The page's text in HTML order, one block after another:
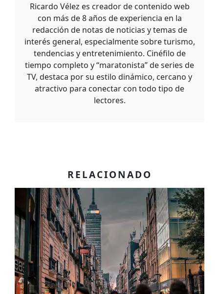
Ricardo Vélez es creador de contenido web
con más de 8 años de experiencia en la
redacción de notas de noticias y temas de
interés general, especialmente sobre turismo,
tendencias y entretenimiento. Cinéfilo de
tiempo completo y “maratonista” de series de
TV, destaca por su estilo dinámico, cercano y
atractivo para conectar con todo tipo de
lectores.
RELACIONADO